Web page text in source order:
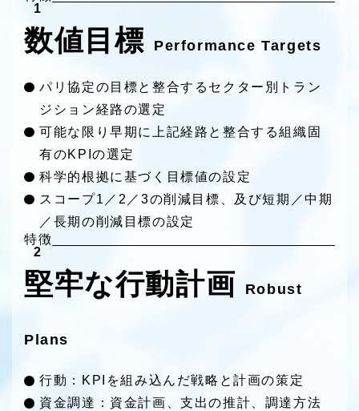
1
数値目標 Performance Targets
パリ協定の目標と整合するセクター別トラン
ジション経路の選定
可能な限り早期に上記経路と整合する組織固
有のKPIの選定
科学的根拠に基づく目標値の設定
スコープ1／2／3の削減目標、及び短期／中期
／長期の削減目標の設定
特徴
2
堅牢な行動計画 Robust
Plans
行動：KPIを組み込んだ戦略と計画の策定
資金調達：資金計画、支出の推計、調達方法